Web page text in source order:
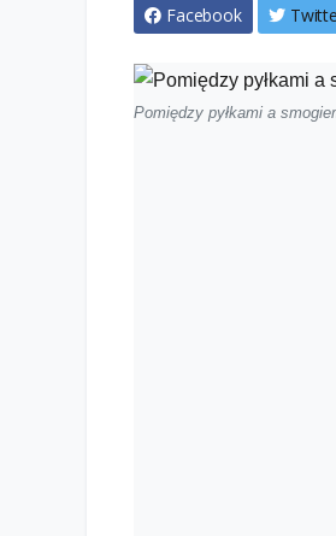
Facebook
Pomiędzy pyłkami a